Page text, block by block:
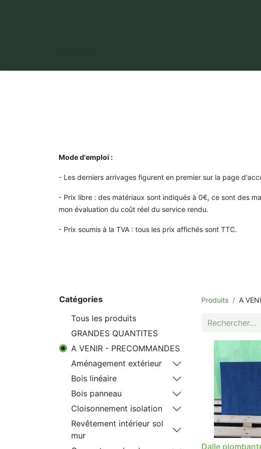
Mode d'emploi :
- Les derniers arrivages figurent en premier sur la page
- Prix libre : des matériaux sont indiqués à 0€, ce sont des
mon évaluation du coût réel du service rendu.
- Prix soumis à la TVA : tous les prix affichés sont TTC.
Catégories
Tous les produits
GRANDES QUANTITES
A VENIR - PRECOMMANDES
Aménagement extérieur
Bois linéaire
Bois panneau
Cloisonnement isolation
Revêtement intérieur sol
mur
Produits A
Dalle